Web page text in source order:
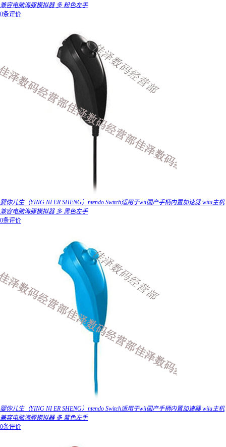
兼容电脑海豚模拟器 多 粉色左手
0条评价
婴你儿生（YING NI ER SHENG）ntendo Switch适用于wii国产手柄内置加速器 wiiu主机
兼容电脑海豚模拟器 多 黑色左手
0条评价
婴你儿生（YING NI ER SHENG）ntendo Switch适用于wii国产手柄内置加速器 wiiu主机
兼容电脑海豚模拟器 多 蓝色左手
0条评价